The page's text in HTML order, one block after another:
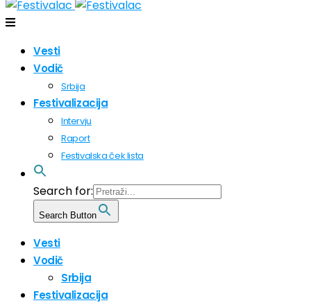
Vesti
Vodič
Srbija
Festivalizacija
Intervju
Raport
Festivalska ček lista
Search for:
Search Button
Vesti
Vodič
Srbija
Festivalizacija